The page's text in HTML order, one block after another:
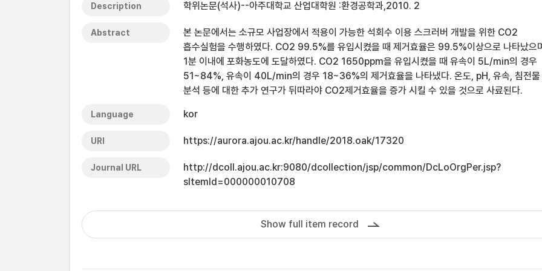
Description 학위논문(석사)--아주대학교 산업대학원 :환경공학과,2010. 2
Abstract
본 논문에서는 소규모 사업장에서 적용이 가능한 석회수 이용 스크러버 개발을 위한 CO2
흡수실험을 수행하였다. CO2 99.5%를 유입시켰을 때 제거효율은 99.5%이상으로 나타났으
1분 이내에 포화농도에 도달하였다. CO2 1650ppm을 유입시켰을 때 유속이 5L/min의 경우
51~84%, 유속이 40L/min의 경우 18~36%의 제거효율을 나타냈다. 온도, pH, 유속, 침전물
분석 등에 대한 추가 연구가 뒤따라야 CO2제거효율을 증가 시킬 수 있을 것으로 사료된다.
Language kor
URI https://aurora.ajou.ac.kr/handle/2018.oak/17320
Journal URL
http://dcoll.ajou.ac.kr:9080/dcollection/jsp/common/DcLoOrgPer.jsp?
sItemId=000000010708
Show full item record